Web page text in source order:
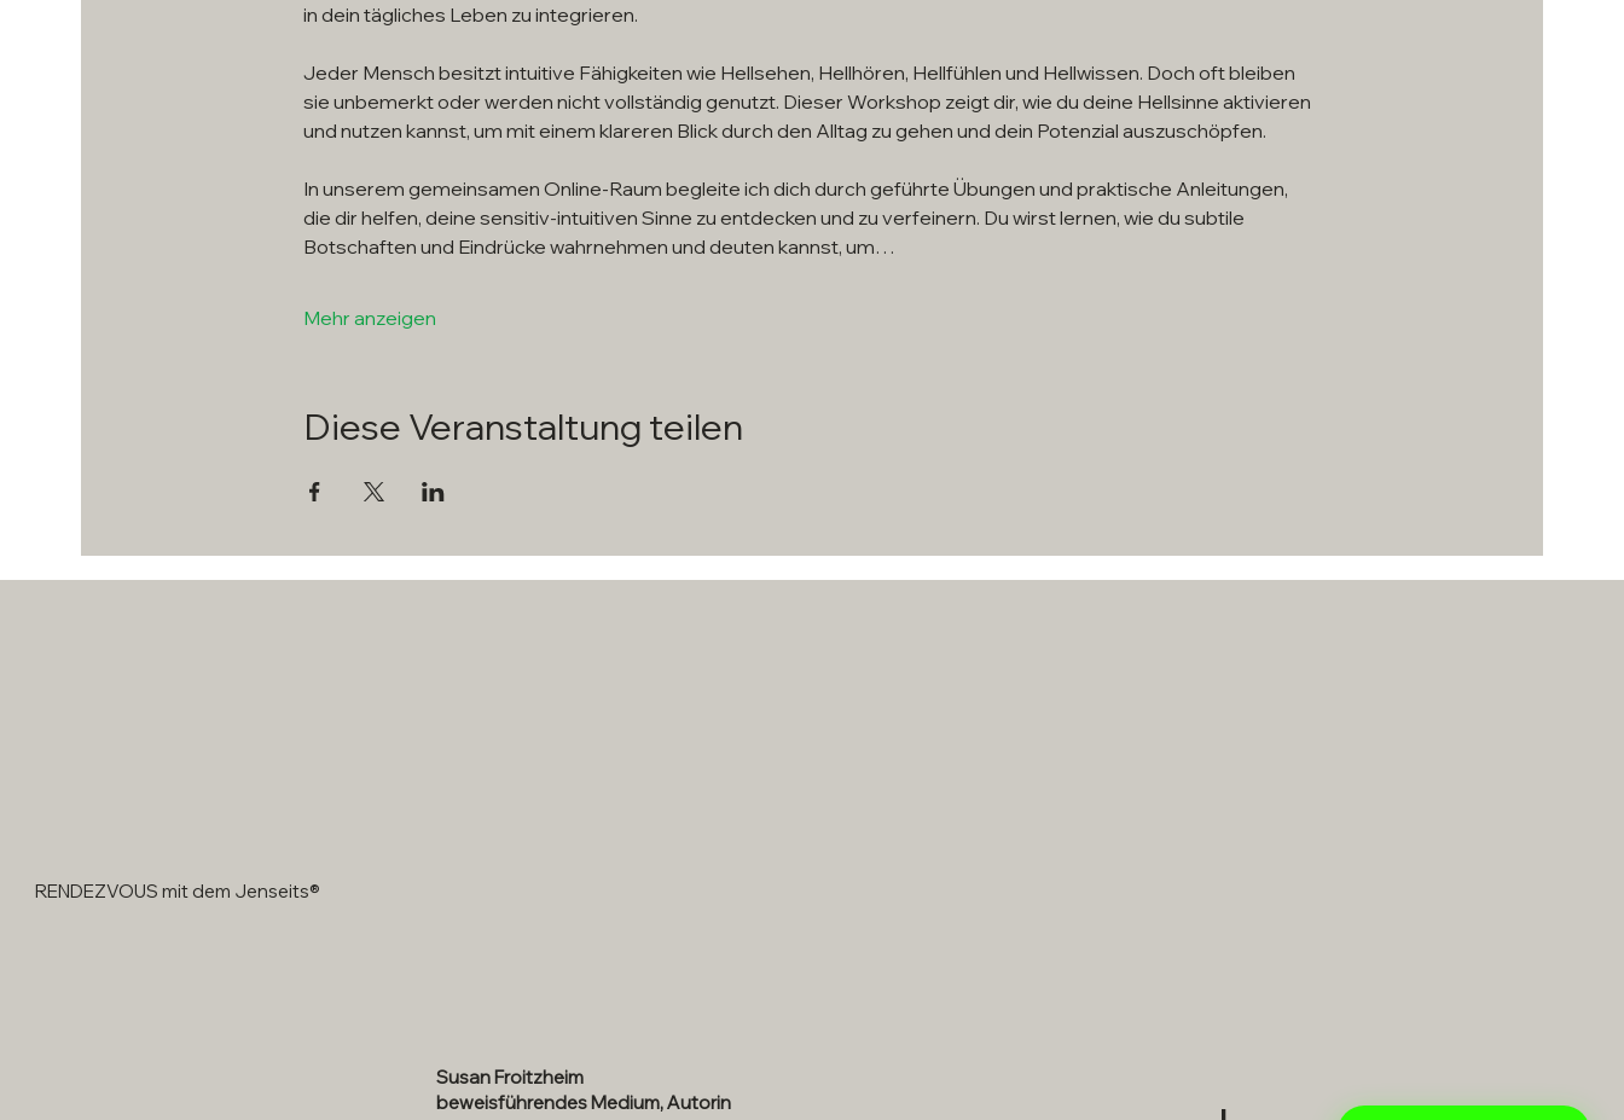
in dein tägliches Leben zu integrieren.
Jeder Mensch besitzt intuitive Fähigkeiten wie Hellsehen, Hellhören, Hellfühlen und Hellwissen. Doch oft bleiben
sie unbemerkt oder werden nicht vollständig genutzt. Dieser Workshop zeigt dir, wie du deine Hellsinne aktivieren
und nutzen kannst, um mit einem klareren Blick durch den Alltag zu gehen und dein Potenzial auszuschöpfen.
In unserem gemeinsamen Online-Raum begleite ich dich durch geführte Übungen und praktische Anleitungen,
die dir helfen, deine sensitiv-intuitiven Sinne zu entdecken und zu verfeinern. Du wirst lernen, wie du subtile
Botschaften und Eindrücke wahrnehmen und deuten kannst, um…
Mehr anzeigen
Diese Veranstaltung teilen
RENDEZVOUS mit dem Jenseits®
Susan Froitzheim
beweisführendes Medium, Autorin